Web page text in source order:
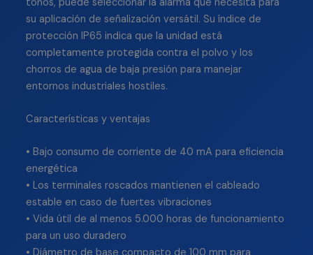
su aplicación de señalización versátil. Su índice de
protección IP65 indica que la unidad está
completamente protegida contra el polvo y los
chorros de agua de baja presión para manejar
entornos industriales hostiles.
Características y ventajas
• Bajo consumo de corriente de 40 mA para eficiencia
energética
• Los terminales roscados mantienen el cableado
estable en caso de fuertes vibraciones
• Vida útil de al menos 5.000 horas de funcionamiento
para un uso duradero